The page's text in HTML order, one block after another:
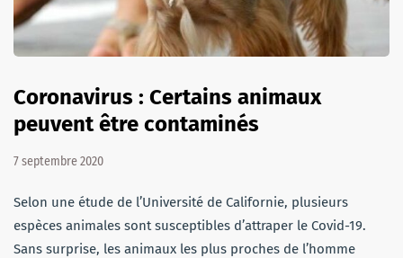
Coronavirus : Certains animaux
peuvent être contaminés
7 septembre 2020
Selon une étude de l’Université de Californie, plusieurs
espèces animales sont susceptibles d’attraper le Covid-19.
Sans surprise, les animaux les plus proches de l’homme